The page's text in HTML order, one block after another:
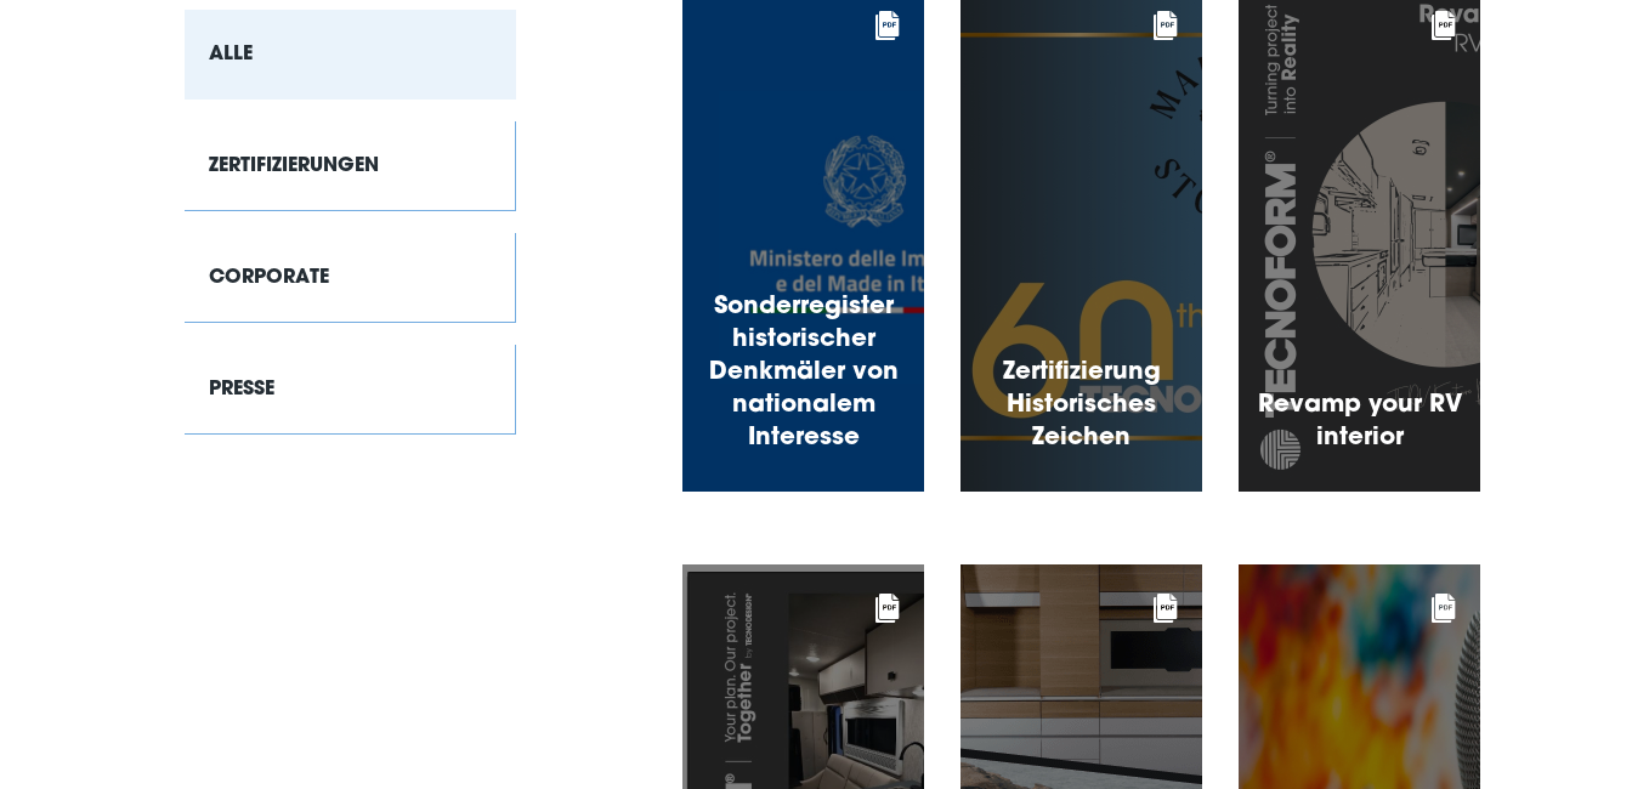
ALLE
ZERTIFIZIERUNGEN
CORPORATE
PRESSE
Sonderregister
historischer
Denkmäler von
nationalem
Interesse
Zertifizierung
Historisches
Zeichen
Revamp your RV
interior